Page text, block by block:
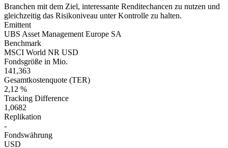
Branchen mit dem Ziel, interessante Renditechancen zu nutzen und
gleichzeitig das Risikoniveau unter Kontrolle zu halten.
Emittent
UBS Asset Management Europe SA
Benchmark
MSCI World NR USD
Fondsgröße in Mio.
141,363
Gesamtkostenquote (TER)
2,12 %
Tracking Difference
1,0682
Replikation
-
Fondswährung
USD